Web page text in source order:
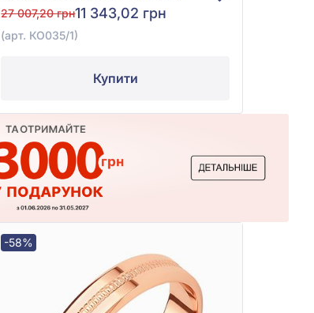
27 007,20 грн11 343,02 грн
(арт. КО035/1)
Купити
-58%